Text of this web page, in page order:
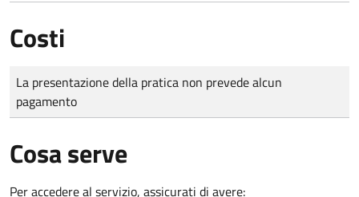
Costi
Tipo di pagamento
Importo
La presentazione della pratica non prevede alcun
pagamento
Cosa serve
Per accedere al servizio, assicurati di avere: